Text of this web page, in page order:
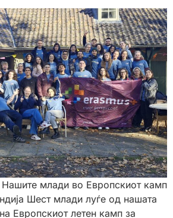
млади во Европскиот камп
Шест млади луѓе од нашата
Европскиот летен камп за